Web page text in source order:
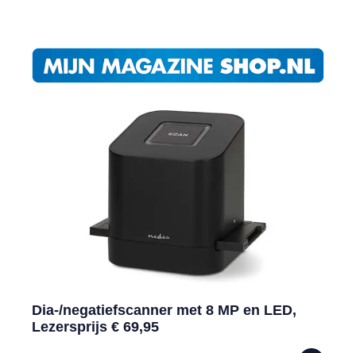
Dia-/negatiefscanner met 8 MP en LED,
Lezersprijs € 69,95